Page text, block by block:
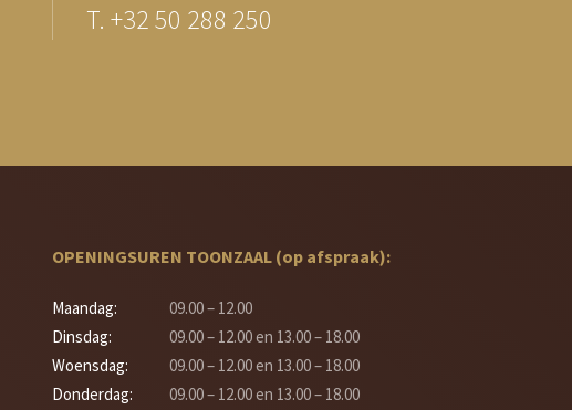
T. +32 50 288 250
OPENINGSUREN TOONZAAL (op afspraak):
Maandag:
09.00 – 12.00
Dinsdag:
09.00 – 12.00 en 13.00 – 18.00
Woensdag:
09.00 – 12.00 en 13.00 – 18.00
Donderdag:
09.00 – 12.00 en 13.00 – 18.00